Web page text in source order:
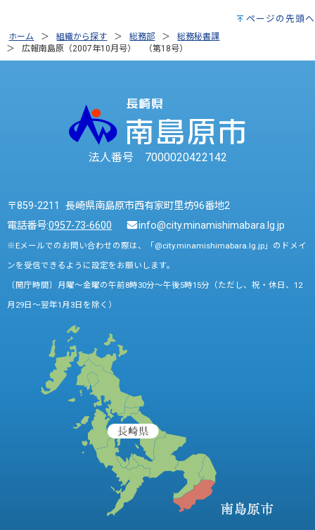
ページの先頭へ
ホーム 組織から探す 総務部
総務秘書課
広報南島原（2007年10月号） （第18号）
法人番号 7000020422142
〒859-2211 長崎県南島原市西有家町里坊96番地2
電話番号:0957-73-6600 info@city.minamishimabara.lg.jp
※Eメールでのお問い合わせの際は、「@city.minamishimabara.lg.jp」のドメイ
ンを受信できるように設定をお願いします。
〔開庁時間〕月曜～金曜の午前8時30分～午後5時15分（ただし、祝・休日、12
月29日～翌年1月3日を除く）